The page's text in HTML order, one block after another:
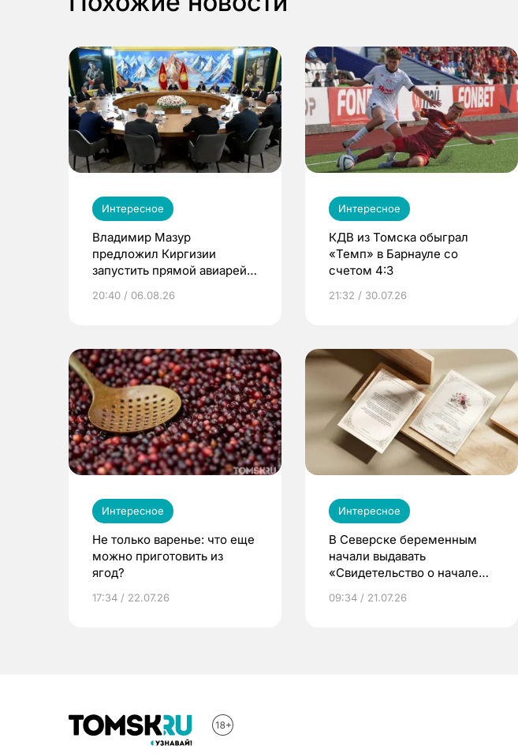
Интересное
Владимир Мазур
предложил Киргизии
запустить прямой авиарейс
20:40 / 06.08.26
Интересное
КДВ из Томска обыграл
«Темп» в Барнауле со
счетом 4:3
21:32 / 30.07.26
Интересное
Не только варенье: что еще
можно приготовить из
ягод?
17:34 / 22.07.26
Интересное
В Северске беременным
начали выдавать
«Свидетельство о начале
09:34 / 21.07.26